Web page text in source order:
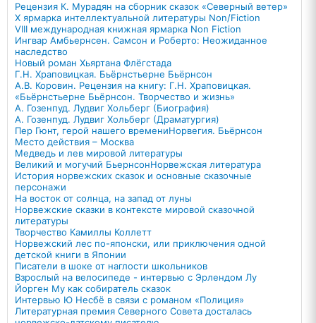
Рецензия К. Мурадян на сборник сказок «Северный ветер»
X ярмарка интеллектуальной литературы Non/Fiction
VIII международная книжная ярмарка Non Fiction
Ингвар Амбьернсен. Самсон и Роберто: Неожиданное
наследство
Новый роман Хьяртана Флёгстада
Г.Н. Храповицкая. Бьёрнстьерне Бьёрнсон
А.В. Коровин. Рецензия на книгу: Г.Н. Храповицкая.
«Бьёрнстьерне Бьёрнсон. Творчество и жизнь»
А. Гозенпуд. Лудвиг Хольберг (Биография)
А. Гозенпуд. Лудвиг Хольберг (Драматургия)
Пер Гюнт, герой нашего времениНорвегия. Бьёрнсон
Место действия – Москва
Медведь и лев мировой литературы
Великий и могучий БьернсонНорвежская литература
История норвежских сказок и основные сказочные
персонажи
На восток от солнца, на запад от луны
Норвежские сказки в контексте мировой сказочной
литературы
Творчество Камиллы Коллетт
Норвежский лес по-японски, или приключения одной
детской книги в Японии
Писатели в шоке от наглости школьников
Взрослый на велосипеде - интервью с Эрлендом Лу
Йорген Му как собиратель сказок
Интервью Ю Несбё в связи с романом «Полиция»
Литературная премия Северного Совета досталась